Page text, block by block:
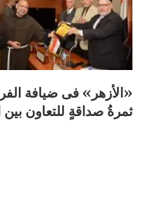
«الأزهر» فى ضيافة
ثمرةُ صداقةٍ للتعاون بين